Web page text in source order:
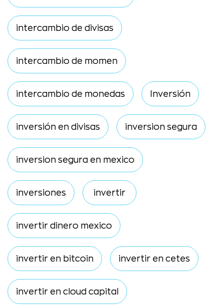
intercambio de divisas
intercambio de momen
intercambio de monedas Inversión
inversión en divisas inversion segura
inversion segura en mexico
inversiones invertir
invertir dinero mexico
invertir en bitcoin invertir en cetes
invertir en cloud capital